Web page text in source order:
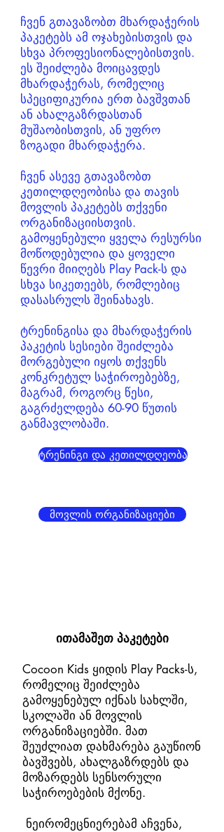
ჩვენ გთავაზობთ მხარდაჭერის
პაკეტებს ამ ოჯახებისთვის და
სხვა პროფესიონალებისთვის.
ეს შეიძლება მოიცავდეს
მხარდაჭერას, რომელიც
სპეციფიკურია ერთ ბავშვთან
ან ახალგაზრდასთან
მუშაობისთვის, ან უფრო
ზოგადი მხარდაჭერა.
ჩვენ ასევე გთავაზობთ
კეთილდღეობისა და თავის
მოვლის პაკეტებს თქვენი
ორგანიზაციისთვის.
გამოყენებული ყველა რესურსი
მოწოდებულია და ყოველი
წევრი მიიღებს Play Pack-ს და
სხვა სიკეთეებს, რომლებიც
დასასრულს შეინახავს.
ტრენინგისა და მხარდაჭერის
პაკეტის სესიები შეიძლება
მორგებული იყოს თქვენს
კონკრეტულ საჭიროებებზე,
მაგრამ, როგორც წესი,
გაგრძელდება 60-90 წუთის
განმავლობაში.
ტრენინგი და კეთილდღეობა
მოვლის ორგანიზაციები
ითამაშეთ პაკეტები
Cocoon Kids ყიდის Play Packs-ს,
რომელიც შეიძლება
გამოყენებულ იქნას სახლში,
სკოლაში ან მოვლის
ორგანიზაციებში. მათ
შეუძლიათ დახმარება გაუწიონ
ბავშვებს, ახალგაზრდებს და
მოზარდებს სენსორული
საჭიროებების მქონე.
ნეირომეცნიერებამ აჩვენა,